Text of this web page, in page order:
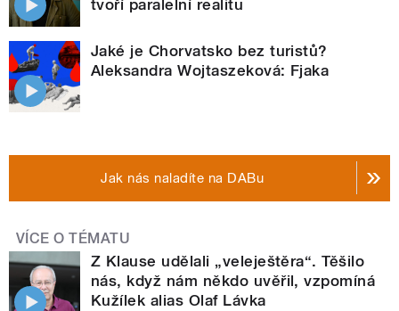
tvoří paralelní realitu
Jaké je Chorvatsko bez turistů?
Aleksandra Wojtaszeková: Fjaka
Jak nás naladíte na DABu
VÍCE O TÉMATU
Z Klause udělali „veleještěra“. Těšilo
nás, když nám někdo uvěřil, vzpomíná
Kužílek alias Olaf Lávka